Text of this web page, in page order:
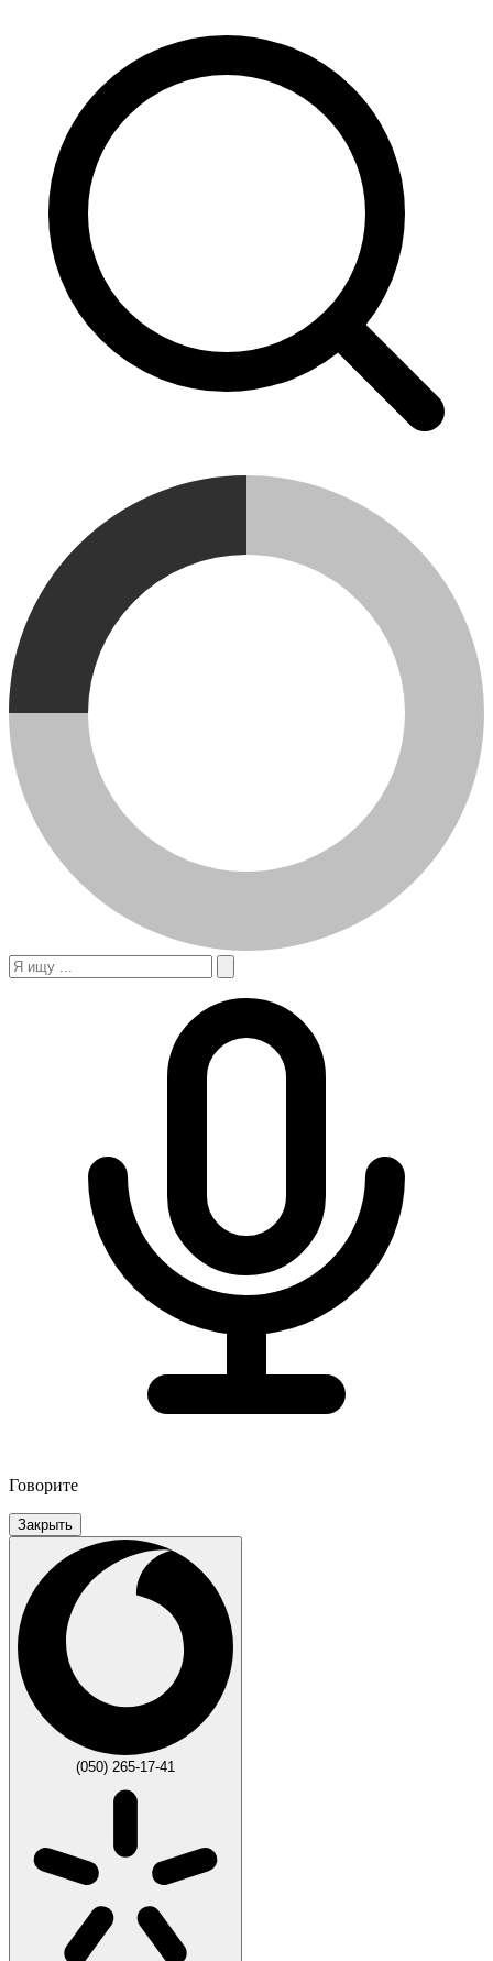
Говорите
Закрыть
(050) 265-17-41